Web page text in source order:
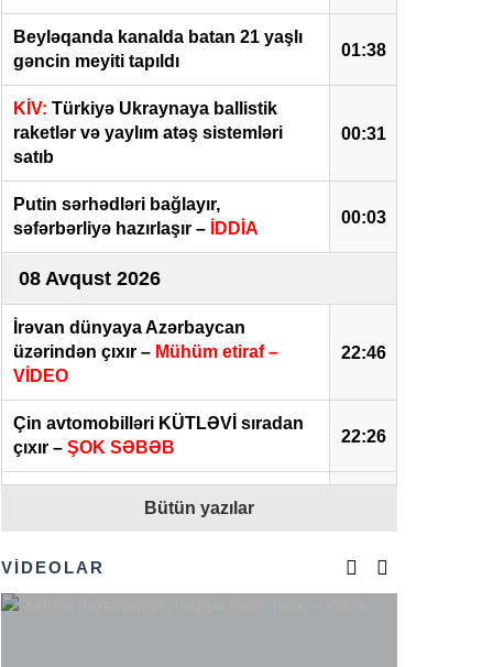
01:38
Beyləqanda kanalda batan 21 yaşlı
gəncin meyiti tapıldı
00:31
KİV: Türkiyə Ukraynaya ballistik
raketlər və yaylım atəş sistemləri
satıb
00:03
Putin sərhədləri bağlayır,
səfərbərliyə hazırlaşır –
İDDİA
08 Avqust 2026
22:46
İrəvan dünyaya Azərbaycan
üzərindən çıxır – Mühüm etiraf –
VİDEO
22:26
Çin avtomobilləri KÜTLƏVİ sıradan
çıxır – ŞOK SƏBƏB
21:30
Restoran admistratoru xanım
blogeri təhqir etdi –VİDEO
Bütün yazılar
VİDEOLAR